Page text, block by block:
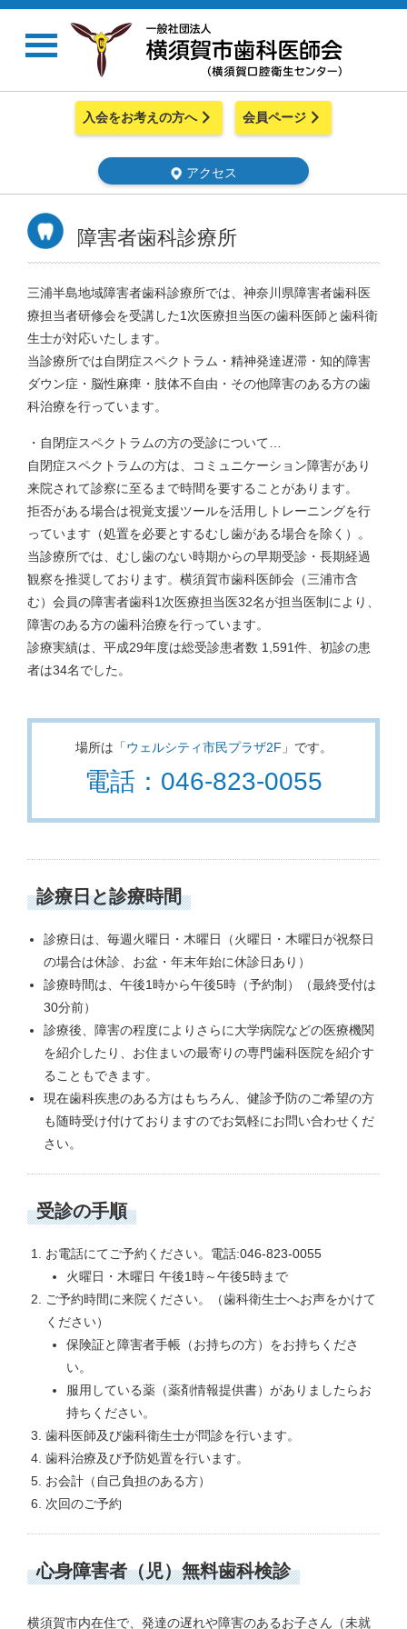
入会をお考えの方へ 会員ページ
アクセス
障害者歯科診療所
三浦半島地域障害者歯科診療所では、神奈川県障害者歯科医
療担当者研修会を受講した1次医療担当医の歯科医師と歯科衛
生士が対応いたします。
当診療所では自閉症スペクトラム・精神発達遅滞・知的障害
ダウン症・脳性麻痺・肢体不自由・その他障害のある方の歯
科治療を行っています。
・自閉症スペクトラムの方の受診について…
自閉症スペクトラムの方は、コミュニケーション障害があり
来院されて診察に至るまで時間を要することがあります。
拒否がある場合は視覚支援ツールを活用しトレーニングを行
っています（処置を必要とするむし歯がある場合を除く）。
当診療所では、むし歯のない時期からの早期受診・長期経過
観察を推奨しております。横須賀市歯科医師会（三浦市含
む）会員の障害者歯科1次医療担当医32名が担当医制により、
障害のある方の歯科治療を行っています。
診療実績は、平成29年度は総受診患者数 1,591件、初診の患
者は34名でした。
場所は「ウェルシティ市民プラザ2F 」です。
電話：046-823-0055
診療日と診療時間
診療日は、毎週火曜日・木曜日（火曜日・木曜日が祝祭日
の場合は休診、お盆・年末年始に休診日あり）
診療時間は、午後1時から午後5時（予約制）（最終受付は
30分前）
診療後、障害の程度によりさらに大学病院などの医療機関
を紹介したり、お住まいの最寄りの専門歯科医院を紹介す
ることもできます。
現在歯科疾患のある方はもちろん、健診予防のご希望の方
も随時受け付けておりますのでお気軽にお問い合わせくだ
さい。
受診の手順
お電話にてご予約ください。電話:046-823-0055
火曜日・木曜日 午後1時～午後5時まで
ご予約時間に来院ください。（歯科衛生士へお声をかけて
ください）
保険証と障害者手帳（お持ちの方）をお持ちくださ
い。
服用している薬（薬剤情報提供書）がありましたらお
持ちください。
歯科医師及び歯科衛生士が問診を行います。
歯科治療及び予防処置を行います。
お会計（自己負担のある方）
次回のご予約
心身障害者（児）無料歯科検診
横須賀市内在住で、発達の遅れや障害のあるお子さん（未就